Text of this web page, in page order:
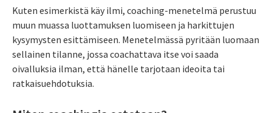
Kuten esimerkistä käy ilmi, coaching-menetelmä perustuu
muun muassa luottamuksen luomiseen ja harkittujen
kysymysten esittämiseen. Menetelmässä pyritään luomaan
sellainen tilanne, jossa coachattava itse voi saada
oivalluksia ilman, että hänelle tarjotaan ideoita tai
ratkaisuehdotuksia.